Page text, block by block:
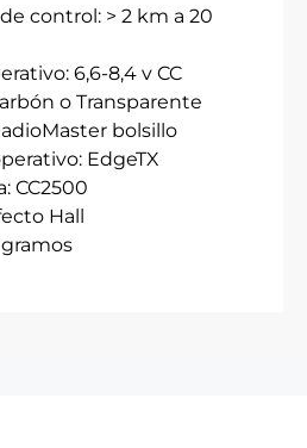
control: > 2 km a 20
6,6-8,4 v CC
o Transparente
bolsillo
EdgeTX
CC2500
Hall
gramos